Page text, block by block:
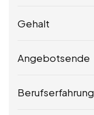
Gehalt
Angebotsende
Berufserfahrung